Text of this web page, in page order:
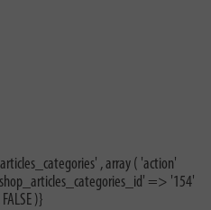
, array ( 'action'
=> '154'
)}